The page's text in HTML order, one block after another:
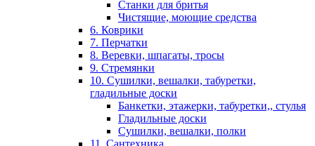
Станки для бритья
Чистящие, моющие средства
6. Коврики
7. Перчатки
8. Веревки, шпагаты, тросы
9. Стремянки
10. Сушилки, вешалки, табуретки,
гладильные доски
Банкетки, этажерки, табуретки,, стулья
Гладильные доски
Сушилки, вешалки, полки
11. Сантехника